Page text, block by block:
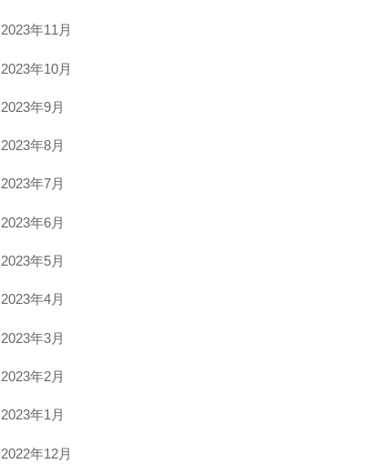
2023年11月
2023年10月
2023年9月
2023年8月
2023年7月
2023年6月
2023年5月
2023年4月
2023年3月
2023年2月
2023年1月
2022年12月